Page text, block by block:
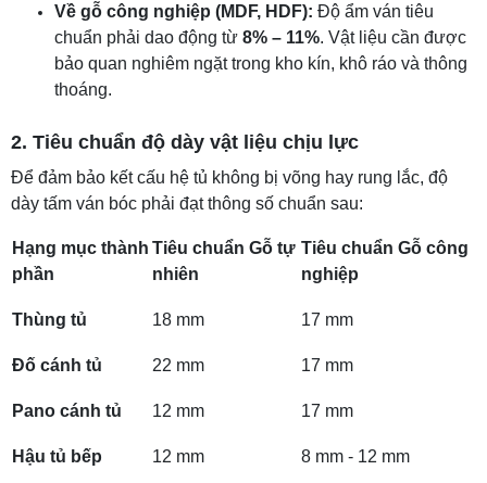
Về gỗ công nghiệp (MDF, HDF): Độ ẩm ván tiêu
chuẩn phải dao động từ 8% – 11%. Vật liệu cần được
bảo quan nghiêm ngặt trong kho kín, khô ráo và thông
thoáng.
2. Tiêu chuẩn độ dày vật liệu chịu lực
Để đảm bảo kết cấu hệ tủ không bị võng hay rung lắc, độ
dày tấm ván bóc phải đạt thông số chuẩn sau:
Hạng mục thành
phần
Tiêu chuẩn Gỗ tự
nhiên
Tiêu chuẩn Gỗ công
nghiệp
Thùng tủ 18 mm 17 mm
Đố cánh tủ 22 mm 17 mm
Pano cánh tủ 12 mm 17 mm
Hậu tủ bếp 12 mm 8 mm - 12 mm